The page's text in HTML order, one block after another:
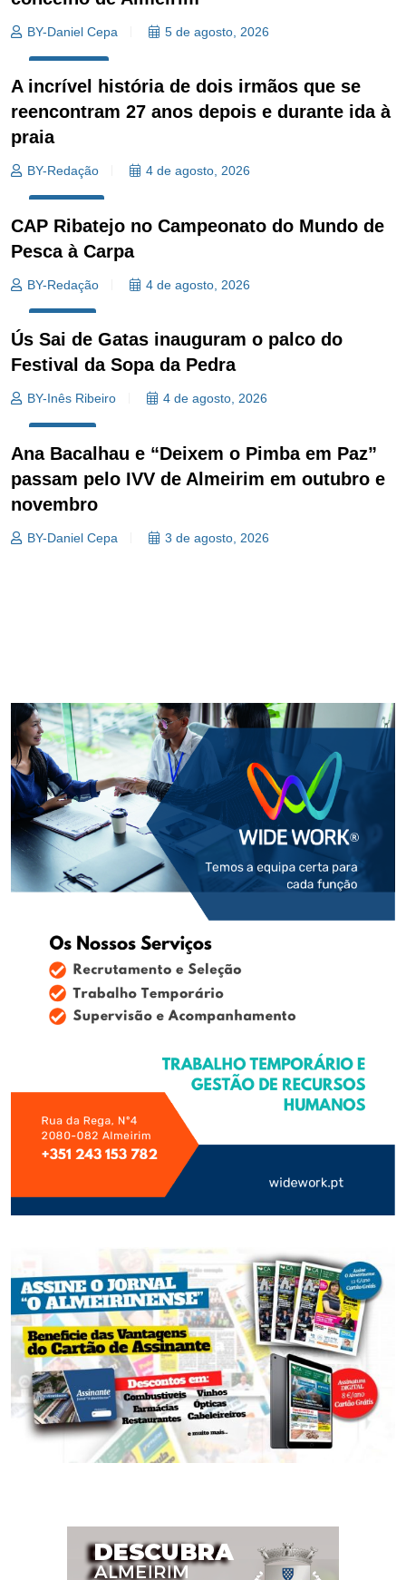
BY-Daniel Cepa 5 de agosto, 2026
A incrível história de dois irmãos que se
reencontram 27 anos depois e durante ida à
praia
BY-Redação 4 de agosto, 2026
CAP Ribatejo no Campeonato do Mundo de
Pesca à Carpa
BY-Redação 4 de agosto, 2026
Ús Sai de Gatas inauguram o palco do
Festival da Sopa da Pedra
BY-Inês Ribeiro 4 de agosto, 2026
Ana Bacalhau e “Deixem o Pimba em Paz”
passam pelo IVV de Almeirim em outubro e
novembro
BY-Daniel Cepa 3 de agosto, 2026